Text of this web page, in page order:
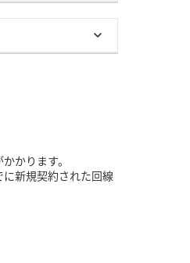
かります。
新規契約された回線